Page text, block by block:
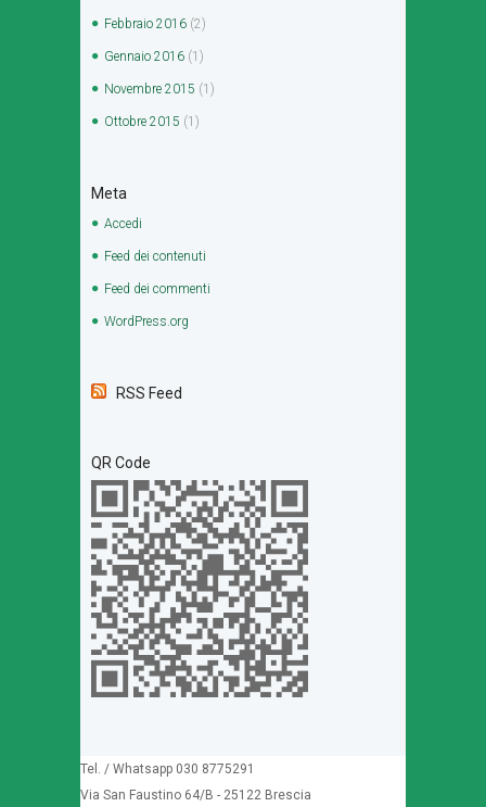
Febbraio 2016 (2)
Gennaio 2016 (1)
Novembre 2015 (1)
Ottobre 2015 (1)
Meta
Accedi
Feed dei contenuti
Feed dei commenti
WordPress.org
RSS Feed
QR Code
Tel. / Whatsapp 030 8775291
Via San Faustino 64/B - 25122 Brescia